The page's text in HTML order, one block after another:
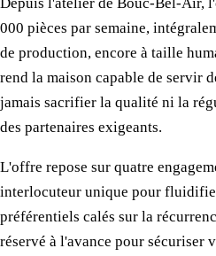
000 pièces par semaine,
de production, encore à taille
rend la maison capable de servir
jamais sacrifier la qualité ni la
des partenaires exigeants.
L'offre repose sur quatre
interlocuteur unique pour
préférentiels calés sur la
réservé à l'avance pour sécuriser